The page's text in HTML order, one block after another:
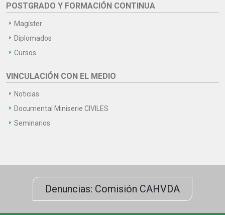
POSTGRADO Y FORMACIÓN CONTINUA
Magíster
Diplomados
Cursos
VINCULACIÓN CON EL MEDIO
Noticias
Documental Miniserie CIVILES
Seminarios
Denuncias: Comisión CAHVDA